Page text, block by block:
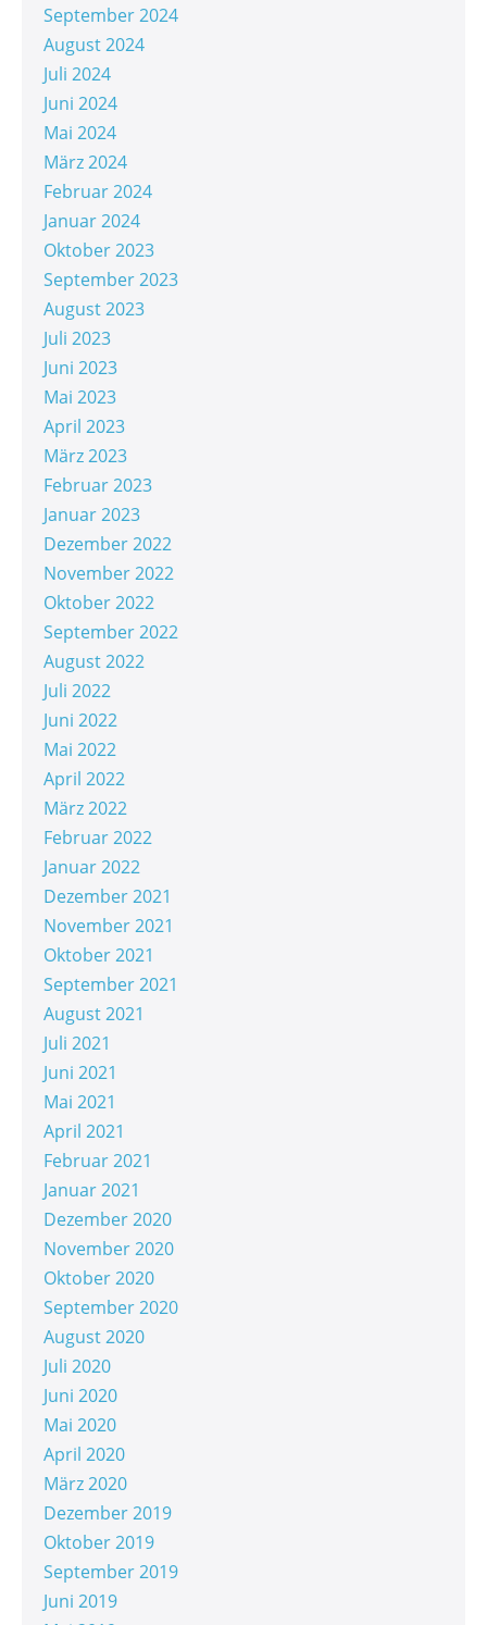
September 2024
August 2024
Juli 2024
Juni 2024
Mai 2024
März 2024
Februar 2024
Januar 2024
Oktober 2023
September 2023
August 2023
Juli 2023
Juni 2023
Mai 2023
April 2023
März 2023
Februar 2023
Januar 2023
Dezember 2022
November 2022
Oktober 2022
September 2022
August 2022
Juli 2022
Juni 2022
Mai 2022
April 2022
März 2022
Februar 2022
Januar 2022
Dezember 2021
November 2021
Oktober 2021
September 2021
August 2021
Juli 2021
Juni 2021
Mai 2021
April 2021
Februar 2021
Januar 2021
Dezember 2020
November 2020
Oktober 2020
September 2020
August 2020
Juli 2020
Juni 2020
Mai 2020
April 2020
März 2020
Dezember 2019
Oktober 2019
September 2019
Juni 2019